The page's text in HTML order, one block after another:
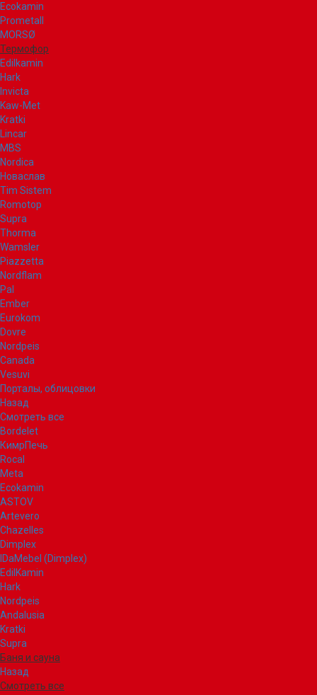
Ecokamin
Prometall
MORSØ
Термофор
Edilkamin
Hark
Invicta
Kaw-Met
Kratki
Lincar
MBS
Nordica
Новаслав
Tim Sistem
Romotop
Supra
Thorma
Wamsler
Piazzetta
Nordflam
Pal
Ember
Eurokom
Dovre
Nordpeis
Canada
Vesuvi
Порталы, облицовки
Назад
Смотреть все
Bordelet
КимрПечь
Rocal
Meta
Ecokamin
ASTOV
Artevero
Chazelles
Dimplex
IDaMebel (Dimplex)
EdilKamin
Hark
Nordpeis
Andalusia
Kratki
Supra
Баня и сауна
Назад
Смотреть все